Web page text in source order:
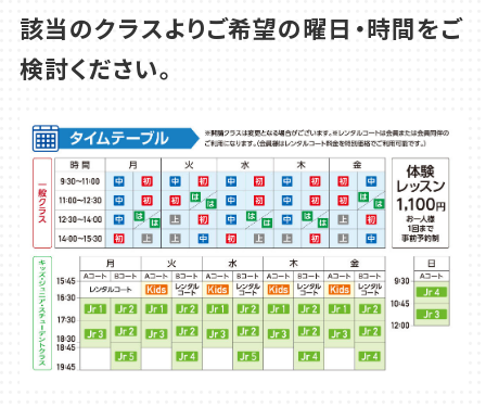
該当のクラスよりご希望の曜日・時間をご
検討ください。